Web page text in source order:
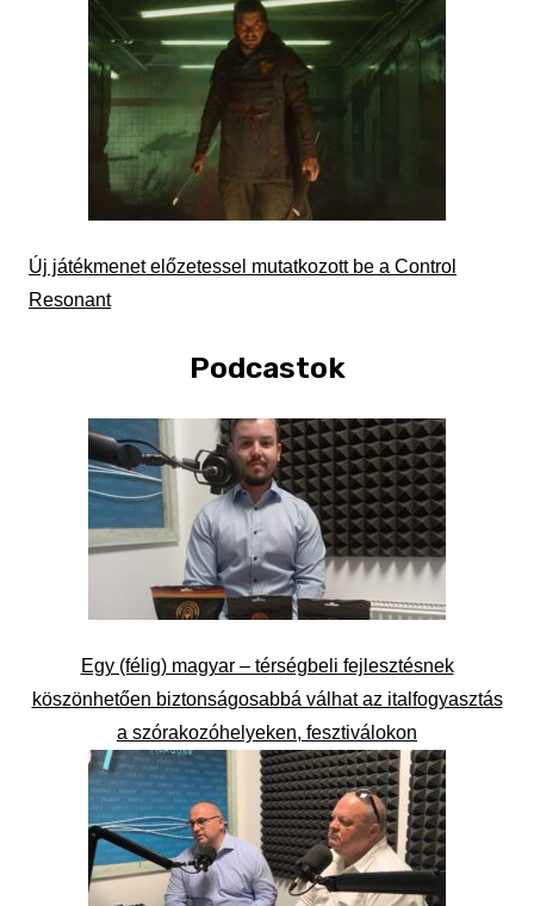
Új játékmenet előzetessel mutatkozott be a Control
Resonant
Podcastok
Egy (félig) magyar – térségbeli fejlesztésnek
köszönhetően biztonságosabbá válhat az italfogyasztás
a szórakozóhelyeken, fesztiválokon